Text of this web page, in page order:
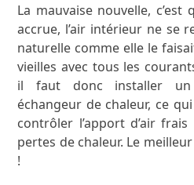
La mauvaise nouvelle, c’est
accrue, l’air intérieur ne se
naturelle comme elle le
vieilles avec tous les
il faut donc installer un
échangeur de chaleur, ce
contrôler l’apport d’air
pertes de chaleur. Le
!